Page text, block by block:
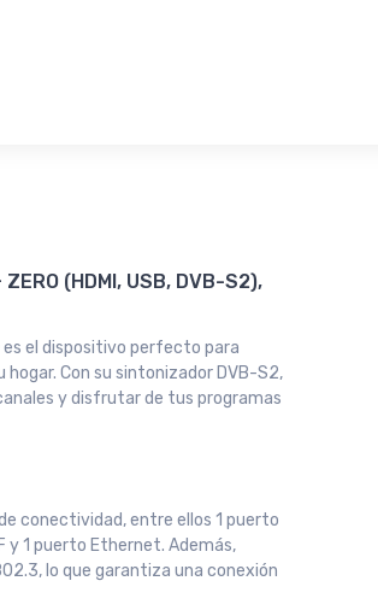
(HDMI, USB, DVB-S2),
es el dispositivo perfecto para
Con su sintonizador DVB-S2,
y disfrutar de tus programas
conectividad, entre ellos 1 puerto
y 1 puerto Ethernet. Además,
lo que garantiza una conexión